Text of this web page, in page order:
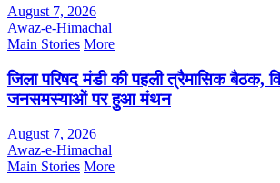
August 7, 2026
Awaz-e-Himachal
Main Stories More
जिला परिषद मंडी की पहली त्रैमासिक बैठक,
जनसमस्याओं पर हुआ मंथन
August 7, 2026
Awaz-e-Himachal
Main Stories More